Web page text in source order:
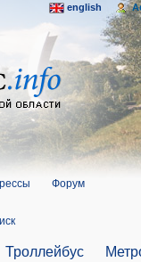
Форум
Троллейбус
english